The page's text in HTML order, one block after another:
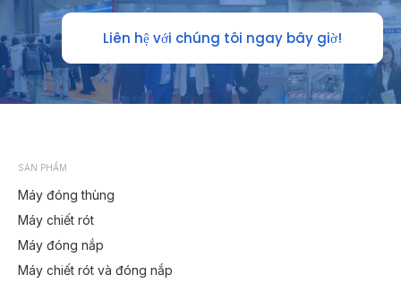
Liên hệ với chúng tôi ngay bây giờ!
SẢN PHẨM
Máy đóng thùng
Máy chiết rót
Máy đóng nắp
Máy chiết rót và đóng nắp